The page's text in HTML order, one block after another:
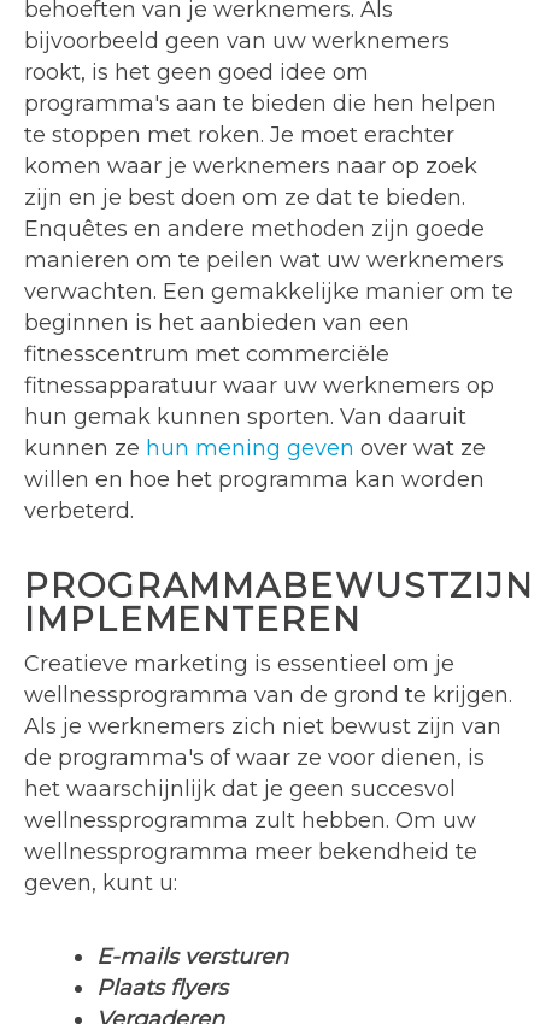
behoeften van je werknemers. Als
bijvoorbeeld geen van uw werknemers
rookt, is het geen goed idee om
programma's aan te bieden die hen helpen
te stoppen met roken. Je moet erachter
komen waar je werknemers naar op zoek
zijn en je best doen om ze dat te bieden.
Enquêtes en andere methoden zijn goede
manieren om te peilen wat uw werknemers
verwachten. Een gemakkelijke manier om te
beginnen is het aanbieden van een
fitnesscentrum met commerciële
fitnessapparatuur waar uw werknemers op
hun gemak kunnen sporten. Van daaruit
kunnen ze hun mening geven over wat ze
willen en hoe het programma kan worden
verbeterd.
PROGRAMMABEWUSTZIJN
IMPLEMENTEREN
Creatieve marketing is essentieel om je
wellnessprogramma van de grond te krijgen.
Als je werknemers zich niet bewust zijn van
de programma's of waar ze voor dienen, is
het waarschijnlijk dat je geen succesvol
wellnessprogramma zult hebben. Om uw
wellnessprogramma meer bekendheid te
geven, kunt u:
E-mails versturen
Plaats flyers